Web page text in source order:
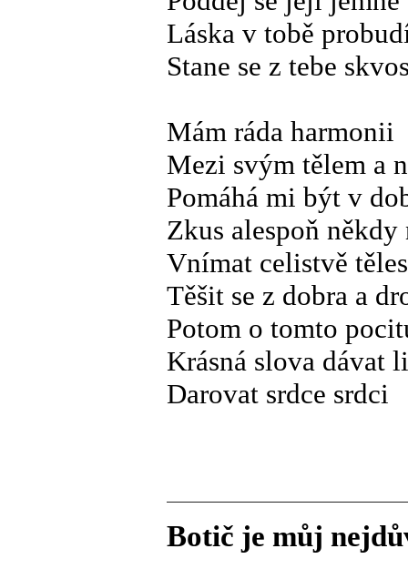
Láska v tobě
Stane se z tebe
Mám ráda harmonii
Mezi svým tělem a
Pomáhá mi být v
Zkus alespoň
Vnímat celistvě
Těšit se z dobra a
Potom o tomto
Krásná slova dávat
Darovat srdce srdci
Botič je můj